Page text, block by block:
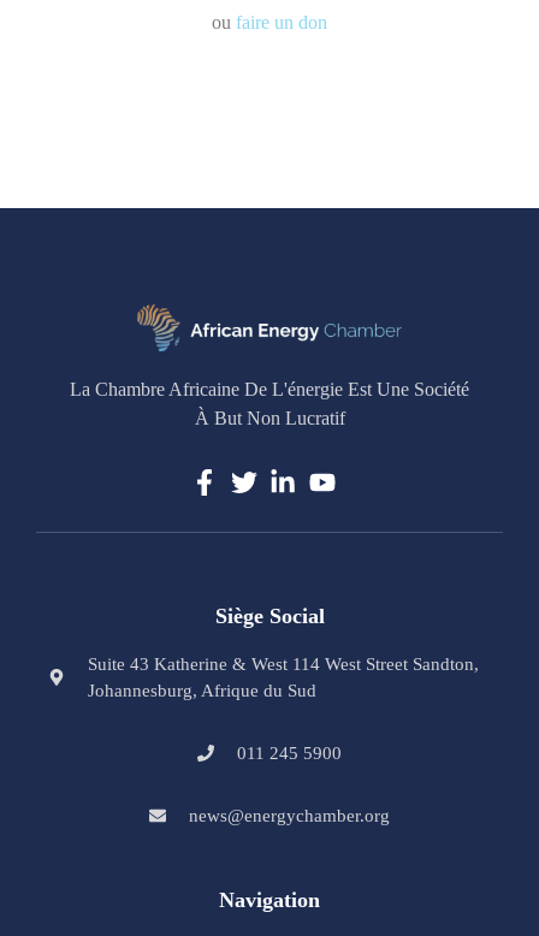
ou faire un don
La Chambre Africaine De L'énergie Est Une Société
À But Non Lucratif
Siège Social
Suite 43 Katherine & West 114 West Street Sandton,
Johannesburg, Afrique du Sud
011 245 5900
news@energychamber.org
Navigation